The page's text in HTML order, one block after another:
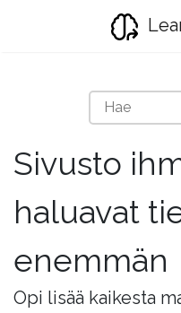
Sivusto
haluavat
enemmän
Opi lisää kaikesta